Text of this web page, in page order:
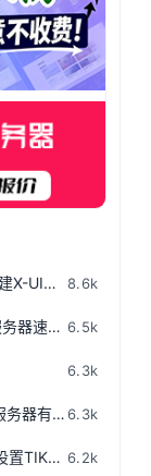
【零基础】搭建V2ray节点，一键搭建X-UI面板，目前最简单、最安全、最稳定的专属节点搭建方法，晚高峰高速稳定，4K秒开的科学上网 8.6k
韩国服务器线路速度怎么样？韩国服务器速度测评 6.5k
6.3k
什么是韩国KT服务器？这条线路的服务器有哪些特点？6.3k
手把手教会你,苹果手机iPhone怎样设置TIKTOK文的运营环境，手把手教你怎样运营海外抖音 服务器购买 6.2k